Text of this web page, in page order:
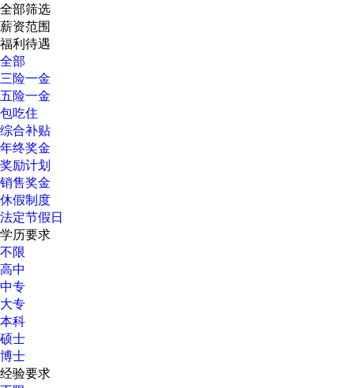
全部筛选
薪资范围
福利待遇
全部
三险一金
五险一金
包吃住
综合补贴
年终奖金
奖励计划
销售奖金
休假制度
法定节假日
学历要求
不限
高中
中专
大专
本科
硕士
博士
经验要求